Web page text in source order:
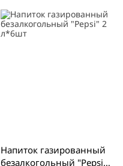
Напиток газированный
безалкогольный "Pepsi"